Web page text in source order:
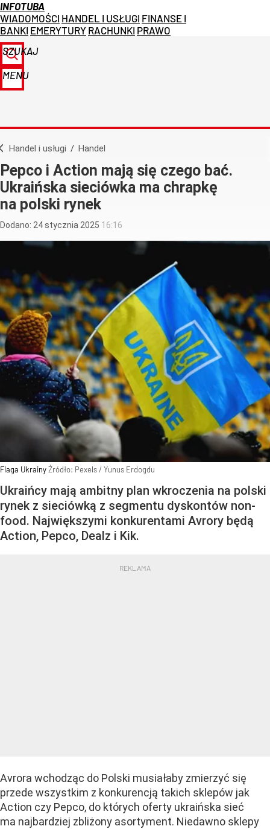
INFOTUBA
WIADOMOŚCI HANDEL I USŁUGI FINANSE I
BANKI EMERYTURY RACHUNKI PRAWO
SZUKAJ
MENU
Handel i usługi / Handel
Pepco i Action mają się czego bać.
Ukraińska sieciówka ma chrapkę
na polski rynek
Dodano: 24stycznia 2025 16:16
Flaga UkrainyŹródło: Pexels/ Yunus Erdogdu
Ukraińcy mają ambitny plan wkroczenia na polski
rynek z sieciówką z segmentu dyskontów non-
food. Największymi konkurentami Avrory będą
Action, Pepco, Dealz i Kik.
Avrora wchodząc do Polski musiałaby zmierzyć się
przede wszystkim z konkurencją takich sklepów jak
Action czy Pepco, do których oferty ukraińska sieć
ma najbardziej zbliżony asortyment. Niedawno sklepy